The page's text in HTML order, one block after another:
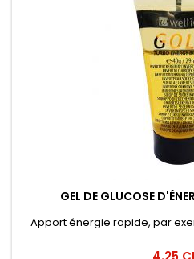
GEL DE GLUCOSE
Apport énergie rapide, par